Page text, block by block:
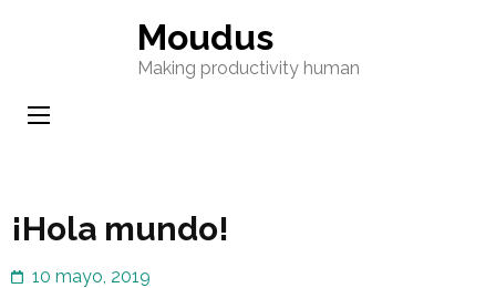
(presione
Moudus
Making productivity human
¡Hola mundo!
10 mayo, 2019